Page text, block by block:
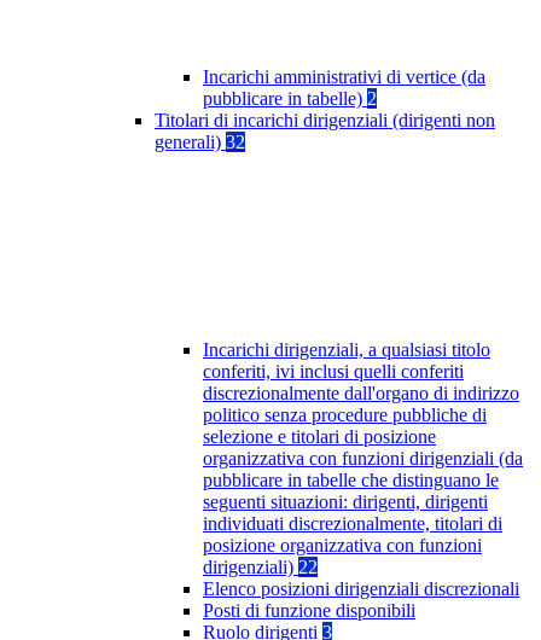
Incarichi amministrativi di vertice (da
pubblicare in tabelle) 2
Titolari di incarichi dirigenziali (dirigenti non
generali) 32
Incarichi dirigenziali, a qualsiasi titolo
conferiti, ivi inclusi quelli conferiti
discrezionalmente dall'organo di indirizzo
politico senza procedure pubbliche di
selezione e titolari di posizione
organizzativa con funzioni dirigenziali (da
pubblicare in tabelle che distinguano le
seguenti situazioni: dirigenti, dirigenti
individuati discrezionalmente, titolari di
posizione organizzativa con funzioni
dirigenziali) 22
Elenco posizioni dirigenziali discrezionali
Posti di funzione disponibili
Ruolo dirigenti 3